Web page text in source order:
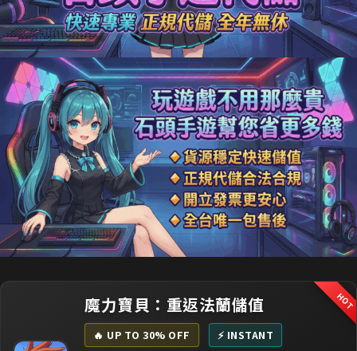
HOT
魔力寶貝：重返法蘭儲值
🔥 UP TO 30% OFF ⚡ INSTANT